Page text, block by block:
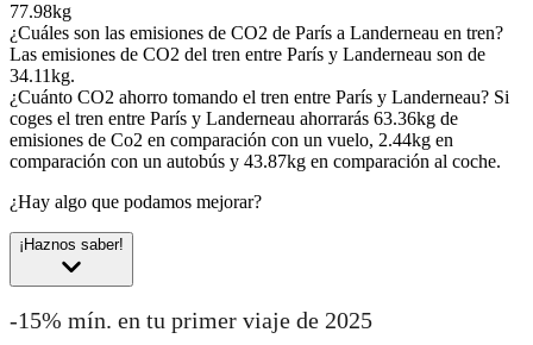
77.98kg
¿Cuáles son las emisiones de CO2 de París a Landerneau en tren?
Las emisiones de CO2 del tren entre París y Landerneau son de
34.11kg.
¿Cuánto CO2 ahorro tomando el tren entre París y Landerneau? Si
coges el tren entre París y Landerneau ahorrarás 63.36kg de
emisiones de Co2 en comparación con un vuelo, 2.44kg en
comparación con un autobús y 43.87kg en comparación al coche.
¿Hay algo que podamos mejorar?
¡Haznos saber!
-15% mín. en tu primer viaje de 2025